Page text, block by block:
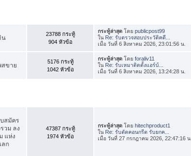
น
23788 กระทู้
904 หัวข้อ
กระทู้ล่าสุด โดยpublicpost99
ใน Re: รับตรวจสอบประวัติคดี...
เมื่อ วันที่ 6 สิงหาคม 2026, 23:01:56 น.
สขาย
5176 กระทู้
1042 หัวข้อ
กระทู้ล่าสุด โดยforaliv11
ใน Re: รับเหมาติดตั้งแอร์บ้...
เมื่อ วันที่ 6 สิงหาคม 2026, 13:24:28 น.
บสมัคร
วม ลง
แห่ง
ลก
47387 กระทู้
1974 หัวข้อ
กระทู้ล่าสุด โดยhitechproduct1
ใน Re: รับตัดคอนกรีต รับยกค...
เมื่อ วันที่ 27 กรกฎาคม 2026, 22:47:16 น.